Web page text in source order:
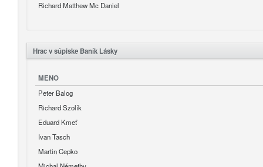
Richard Matthew Mc Daniel
Hrac v súpiske Baník Lásky
MENO
Peter Balog
Richard Szolík
Eduard Kmeť
Ivan Tasch
Martin Cepko